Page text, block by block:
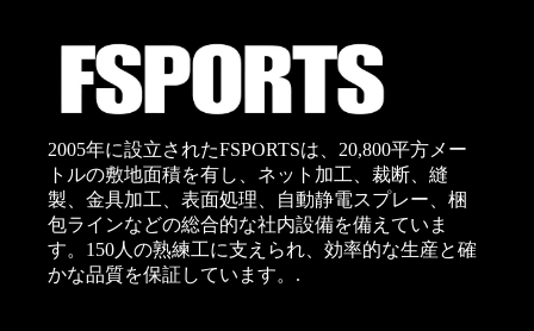
2005年に設立されたFSPORTSは、20,800平方メー
トルの敷地面積を有し、ネット加工、裁断、縫
製、金具加工、表面処理、自動静電スプレー、梱
包ラインなどの総合的な社内設備を備えていま
す。150人の熟練工に支えられ、効率的な生産と確
かな品質を保証しています。.